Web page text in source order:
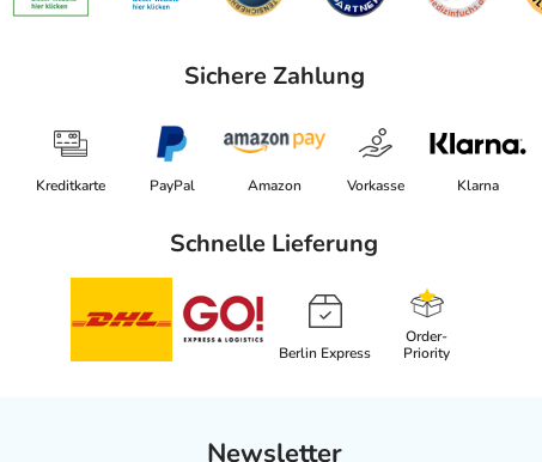
Sichere Zahlung
Kreditkarte PayPal Amazon Vorkasse Klarna
Schnelle Lieferung
Berlin Express
Order-
Priority
Newsletter